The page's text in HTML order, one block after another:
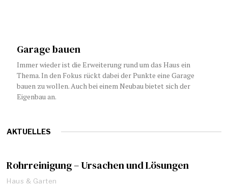
Garage bauen
Immer wieder ist die Erweiterung rund um das Haus ein
Thema. In den Fokus rückt dabei der Punkte eine Garage
bauen zu wollen. Auch bei einem Neubau bietet sich der
Eigenbau an.
AKTUELLES
Rohrreinigung – Ursachen und Lösungen
Haus & Garten